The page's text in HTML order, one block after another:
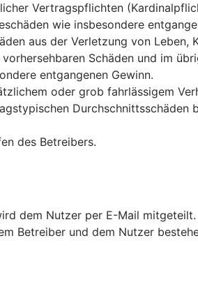
Vertragspflichten
wie insbesondere
aus der Verletzung von Leben,
Schäden und im
entgangenen Gewinn.
oder grob fahrlässigem
Durchschnittsschäden
des Betreibers.
dem Nutzer per E-Mail mitgeteilt.
Betreiber und dem Nutzer